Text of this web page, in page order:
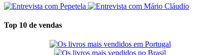
Top 10 de vendas